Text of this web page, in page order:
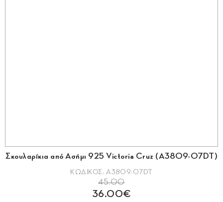
Σκουλαρίκια από Ασήμι 925 Victoria Cruz (A3809-07DT)
ΚΩΔΙΚΟΣ: A3809-07DT
45.00
36.00€